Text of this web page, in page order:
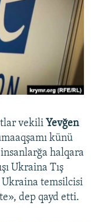
vekili Yevğen
künü
insanlarğa halqara
Ukraina Tış
temsilcisi
dep qayd etti.